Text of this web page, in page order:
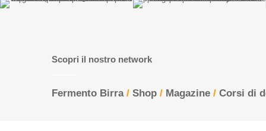
Scopri il nostro network
Fermento Birra/ Shop / Magazine / Corsi di